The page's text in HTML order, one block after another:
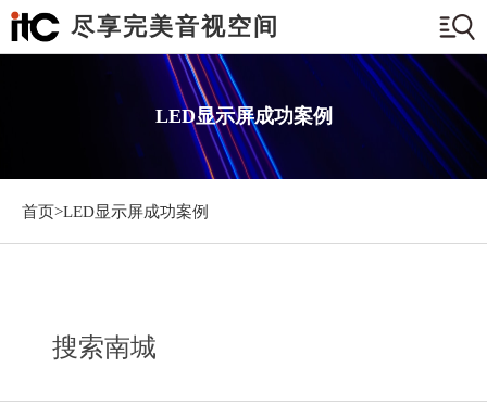
尽享完美音视空间
LED显示屏成功案例
首页>LED显示屏成功案例
搜索南城